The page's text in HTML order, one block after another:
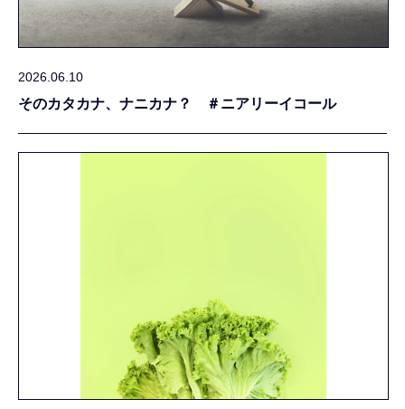
2026.06.10
そのカタカナ、ナニカナ？ ＃ニアリーイコール